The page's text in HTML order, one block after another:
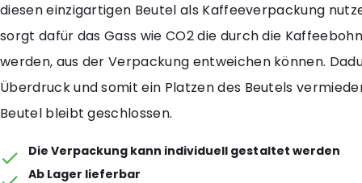
diesen einzigartigen Beutel als Kaffeeverpackung
sorgt dafür das Gass wie CO2 die durch die
werden, aus der Verpackung entweichen können.
Überdruck und somit ein Platzen des Beutels
Beutel bleibt geschlossen.
Die Verpackung kann individuell gestaltet werden
Ab Lager lieferbar